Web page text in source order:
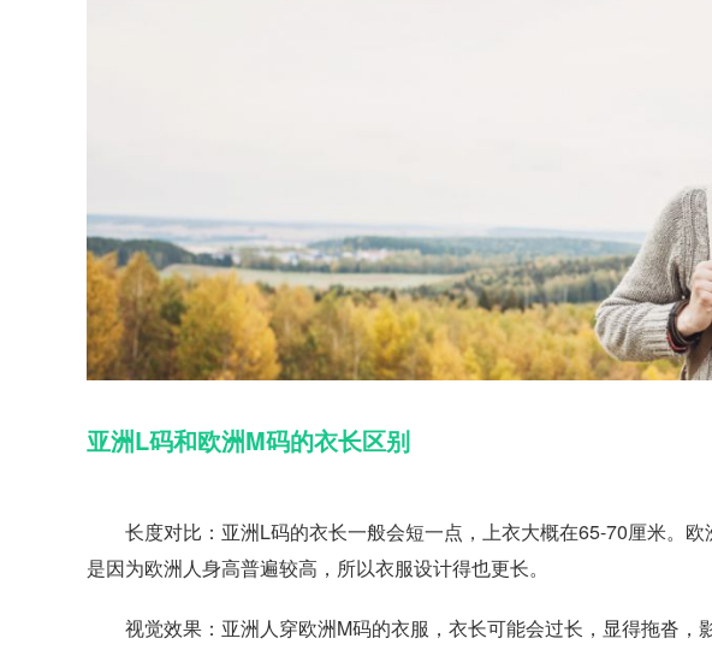
亚洲L码和欧洲M码的衣长区别
长度对比：亚洲L码的衣长一般会短一点，上衣大概在65-70厘米。欧
是因为欧洲人身高普遍较高，所以衣服设计得也更长。
视觉效果：亚洲人穿欧洲M码的衣服，衣长可能会过长，显得拖沓，